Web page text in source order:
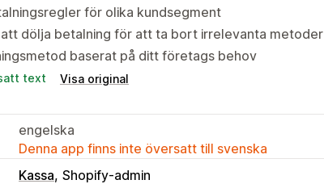
för olika kundsegment
dölja betalning för att ta bort irrelevanta metoder
baserat på ditt företags behov
text Visa original
engelska
Denna app finns inte översatt till svenska
Kassa Shopify-admin